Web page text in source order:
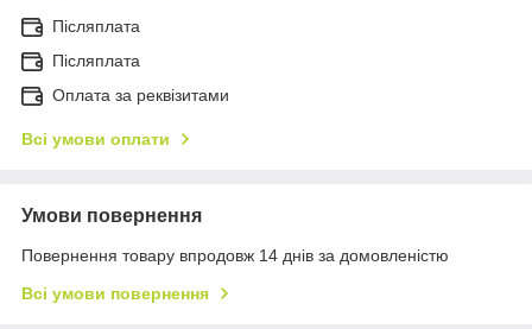
Післяплата
Пiсляплата
Оплата за реквізитами
Всі умови оплати
Умови повернення
Повернення товару впродовж 14 днів за домовленістю
Всі умови повернення